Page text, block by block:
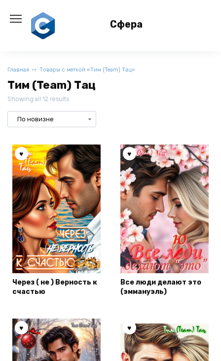
содержанию
Сфера
Главная Товары с меткой «Тим (Team) Тац»
Тим (Team) Тац
Showing all 12 results
Через ( не ) Верность к
счастью
Все люди делают это
(эммануэль)